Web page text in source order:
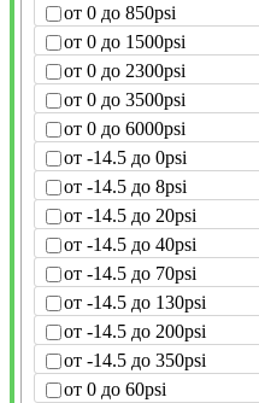
от 0 до 850psi
от 0 до 1500psi
от 0 до 2300psi
от 0 до 3500psi
от 0 до 6000psi
от -14.5 до 0psi
от -14.5 до 8psi
от -14.5 до 20psi
от -14.5 до 40psi
от -14.5 до 70psi
от -14.5 до 130psi
от -14.5 до 200psi
от -14.5 до 350psi
от 0 до 60psi